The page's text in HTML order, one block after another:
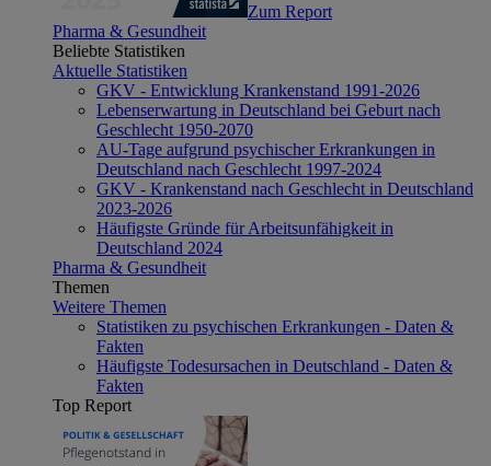
Zum Report
Pharma & Gesundheit
Beliebte Statistiken
Aktuelle Statistiken
GKV - Entwicklung Krankenstand 1991-2026
Lebenserwartung in Deutschland bei Geburt nach
Geschlecht 1950-2070
AU-Tage aufgrund psychischer Erkrankungen in
Deutschland nach Geschlecht 1997-2024
GKV - Krankenstand nach Geschlecht in Deutschland
2023-2026
Häufigste Gründe für Arbeitsunfähigkeit in
Deutschland 2024
Pharma & Gesundheit
Themen
Weitere Themen
Statistiken zu psychischen Erkrankungen - Daten &
Fakten
Häufigste Todesursachen in Deutschland - Daten &
Fakten
Top Report